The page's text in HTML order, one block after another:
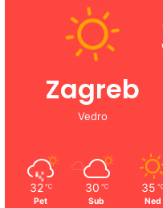
Zagreb
Vedro
32 ℃
Pet
30 ℃
Sub
35
Ned